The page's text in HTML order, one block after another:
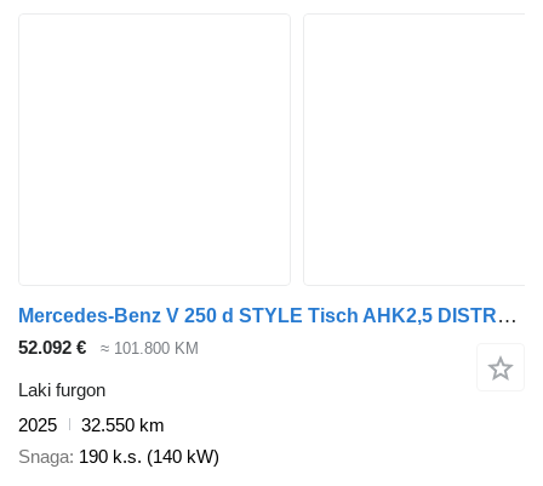
Mercedes-Benz V 250 d STYLE Tisch AHK2,5 DISTRONIC Stdh AIRMAT
52.092 € ≈ 101.800 KM
Laki furgon
2025
32.550 km
Snaga 190 k.s. (140 kW)